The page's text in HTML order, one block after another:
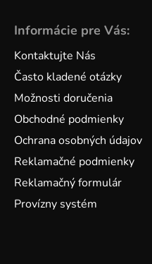
Informácie pre Vás:
Kontaktujte Nás
Často kladené otázky
Možnosti doručenia
Obchodné podmienky
Ochrana osobných údajov
Reklamačné podmienky
Reklamačný formulár
Provízny systém